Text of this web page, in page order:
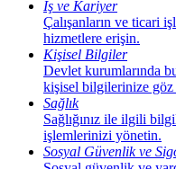
İş ve Kariyer
Çalışanların ve ticari
hizmetlere erişin.
Kişisel Bilgiler
Devlet kurumlarında
kişisel bilgilerinize göz
Sağlık
Sağlığınız ile ilgili
işlemlerinizi yönetin.
Sosyal Güvenlik ve